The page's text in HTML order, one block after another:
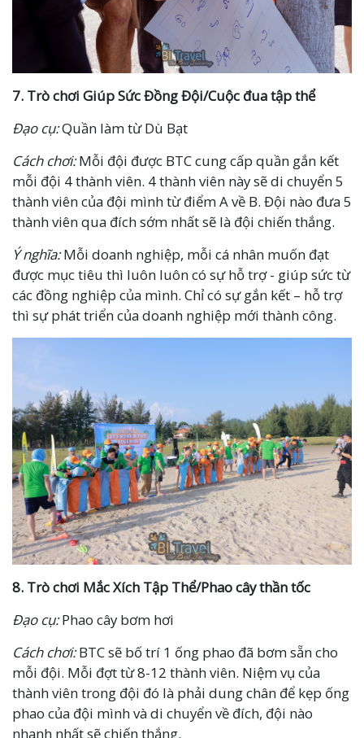
7. Trò chơi Giúp Sức Đồng Đội/Cuộc đua tập thể
Đạo cụ:Quần làm từ Dù Bạt
Cách chơi:Mỗi đội được BTC cung cấp quần gắn kết
mỗi đội 4 thành viên. 4 thành viên này sẽ di chuyển 5
thành viên của đội mình từ điểm A về B. Đội nào đưa 5
thành viên qua đích sớm nhất sẽ là đội chiến thắng.
Ý nghĩa:Mỗi doanh nghiệp, mỗi cá nhân muốn đạt
được mục tiêu thì luôn luôn có sự hỗ trợ - giúp sức từ
các đồng nghiệp của mình. Chỉ có sự gắn kết – hỗ trợ
thì sự phát triển của doanh nghiệp mới thành công.
8. Trò chơi Mắc Xích Tập Thể/Phao cây thần tốc
Đạo cụ:Phao cây bơm hơi
Cách chơi:BTC sẽ bố trí 1 ống phao đã bơm sẵn cho
mỗi đội. Mỗi đợt từ 8-12 thành viên. Niệm vụ của
thành viên trong đội đó là phải dung chân để kẹp ống
phao của đội mình và di chuyển về đích, đội nào
nhanh nhất sẽ chiến thắng.